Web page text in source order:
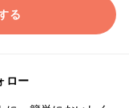
る
ロー